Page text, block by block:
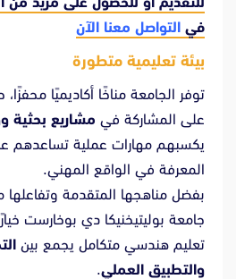
في التواصل معنا الآن
بيئة تعليمية متطورة
توفر الجامعة مناخًا أكاديميًا
على المشاركة في مشاريع
يكسبهم مهارات عملية تساعدهم
المعرفة في الواقع المهني.
بفضل مناهجها المتقدمة
جامعة بوليتيخنيكا دي بوخارست
تعليم هندسي متكامل يجمع بين
والتطبيق العملي.